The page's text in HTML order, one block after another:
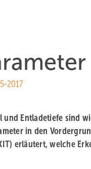
2017
und Entladetiefe sind
in den
erläutert, welche